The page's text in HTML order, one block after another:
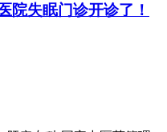
院失眠门诊开诊了！